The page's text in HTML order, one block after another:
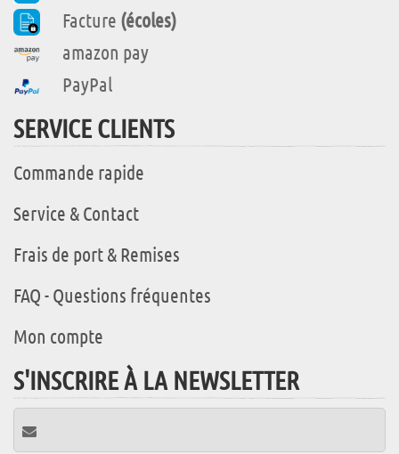
Facture (écoles)
amazon pay
PayPal
SERVICE CLIENTS
Commande rapide
Service & Contact
Frais de port & Remises
FAQ - Questions fréquentes
Mon compte
S'INSCRIRE À LA NEWSLETTER